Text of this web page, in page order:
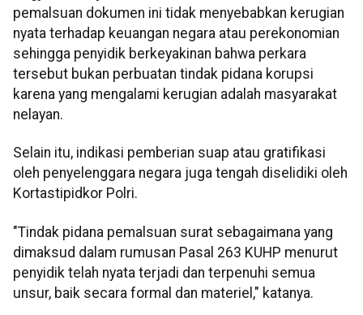
pemalsuan dokumen ini tidak menyebabkan kerugian
nyata terhadap keuangan negara atau perekonomian
sehingga penyidik berkeyakinan bahwa perkara
tersebut bukan perbuatan tindak pidana korupsi
karena yang mengalami kerugian adalah masyarakat
nelayan.
Selain itu, indikasi pemberian suap atau gratifikasi
oleh penyelenggara negara juga tengah diselidiki oleh
Kortastipidkor Polri.
"Tindak pidana pemalsuan surat sebagaimana yang
dimaksud dalam rumusan Pasal 263 KUHP menurut
penyidik telah nyata terjadi dan terpenuhi semua
unsur, baik secara formal dan materiel," katanya.